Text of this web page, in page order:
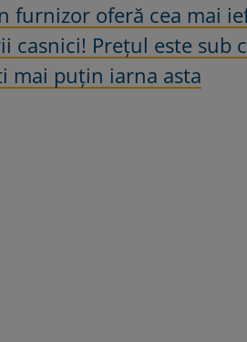
furnizor oferă cea mai
casnici! Prețul este sub
mai puțin iarna asta